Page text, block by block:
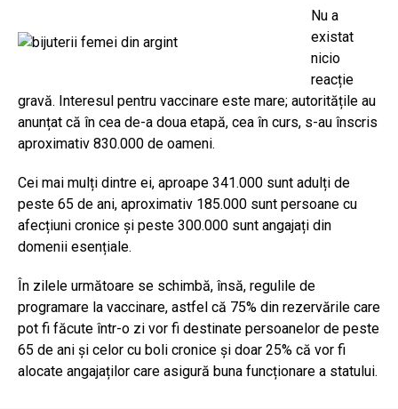
Nu a
existat
nicio
reacție
gravă. Interesul pentru vaccinare este mare; autoritățile au
anunțat că în cea de-a doua etapă, cea în curs, s-au înscris
aproximativ 830.000 de oameni.
Cei mai mulți dintre ei, aproape 341.000 sunt adulți de
peste 65 de ani, aproximativ 185.000 sunt persoane cu
afecțiuni cronice și peste 300.000 sunt angajați din
domenii esențiale.
În zilele următoare se schimbă, însă, regulile de
programare la vaccinare, astfel că 75% din rezervările care
pot fi făcute într-o zi vor fi destinate persoanelor de peste
65 de ani și celor cu boli cronice și doar 25% că vor fi
alocate angajaților care asigură buna funcționare a statului.